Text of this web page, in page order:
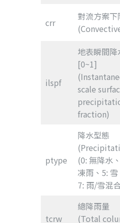
crr
對流方案下
ilspf
地表瞬間
[0~1]
scale
fraction)
ptype
降水型態
(0: 無降水
凍雨、5: 雪
7: 雨/雪混
tcrw
總降雨量
(Total